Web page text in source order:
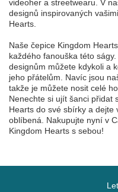
videoher a streetwearu. V
designů inspirovaných
Hearts.
Naše čepice Kingdom
každého fanouška této
designům můžete kdykoli a
jeho přátelům. Navíc jsou
takže je můžete nosit celé
Nenechte si ujít šanci přidat
Hearts do své sbírky a dejte
oblíbená. Nakupujte nyní v
Kingdom Hearts s sebou!